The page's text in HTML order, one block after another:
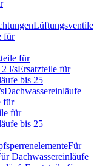
Lüftungsventile
für
für
l/sErsatzteile für
bis 25
Dachwassereinläufe
für
für
bis 25
Für
Dachwassereinläufe